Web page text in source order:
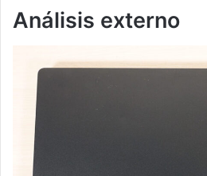
Análisis externo